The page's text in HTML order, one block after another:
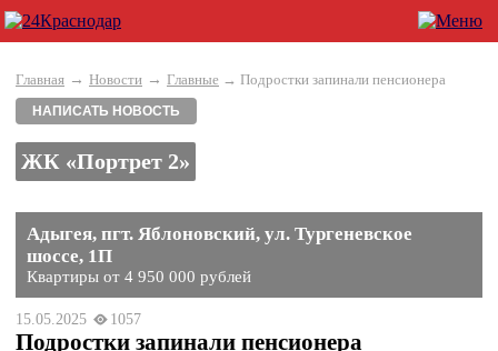
Главная → Новости → Главные → Подростки запинали пенсионера
НАПИСАТЬ НОВОСТЬ
ЖК «Портрет 2»
Адыгея, пгт. Яблоновский, ул. Тургеневское
шоссе, 1П
Квартиры от 4 950 000 рублей
15.05.2025 1057
Подростки запинали пенсионера